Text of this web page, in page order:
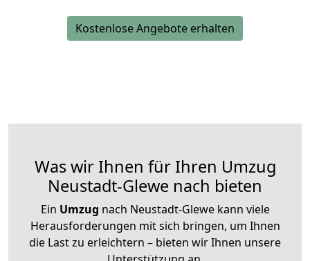
Kostenlose Angebote erhalten
Was wir Ihnen für Ihren Umzug
Neustadt-Glewe nach bieten
Ein Umzug nach Neustadt-Glewe kann viele
Herausforderungen mit sich bringen, um Ihnen
die Last zu erleichtern – bieten wir Ihnen unsere